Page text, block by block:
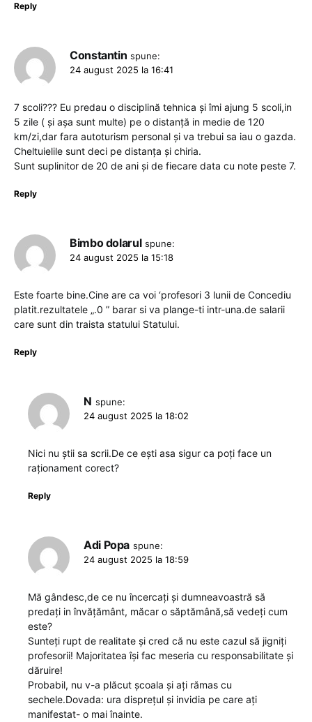
Reply
Constantin spune:
24 august 2025 la 16:41
7 scoli??? Eu predau o disciplină tehnica și îmi ajung 5 scoli,in
5 zile ( și așa sunt multe) pe o distanță in medie de 120
km/zi,dar fara autoturism personal și va trebui sa iau o gazda.
Cheltuielile sunt deci pe distanța și chiria.
Sunt suplinitor de 20 de ani și de fiecare data cu note peste 7.
Reply
Bimbo dolarul spune:
24 august 2025 la 15:18
Este foarte bine.Cine are ca voi ‘profesori 3 lunii de Concediu
platit.rezultatele „.0 ” barar si va plange-ti intr-una.de salarii
care sunt din traista statului Statului.
Reply
N spune:
24 august 2025 la 18:02
Nici nu știi sa scrii.De ce ești asa sigur ca poți face un
raționament corect?
Reply
Adi Popa spune:
24 august 2025 la 18:59
Mă gândesc,de ce nu încercați și dumneavoastră să
predați in învățământ, măcar o săptămână,să vedeți cum
este?
Sunteți rupt de realitate și cred că nu este cazul să jigniți
profesorii! Majoritatea își fac meseria cu responsabilitate și
dăruire!
Probabil, nu v-a plăcut școala și ați rămas cu
sechele.Dovada: ura disprețul și invidia pe care ați
manifestat- o mai înainte.